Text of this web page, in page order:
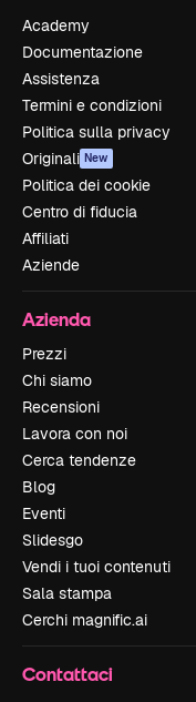
Academy
Documentazione
Assistenza
Termini e condizioni
Politica sulla privacy
Originali New
Politica dei cookie
Centro di fiducia
Affiliati
Aziende
Azienda
Prezzi
Chi siamo
Recensioni
Lavora con noi
Cerca tendenze
Blog
Eventi
Slidesgo
Vendi i tuoi contenuti
Sala stampa
Cerchi magnific.ai
Contattaci